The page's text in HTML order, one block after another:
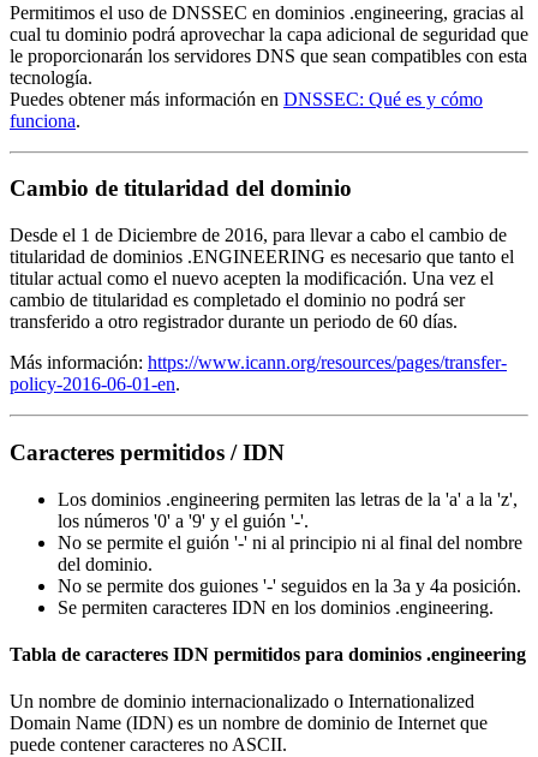
Permitimos el uso de DNSSEC en dominios .engineering, gracias al
cual tu dominio podrá aprovechar la capa adicional de seguridad que
le proporcionarán los servidores DNS que sean compatibles con esta
tecnología.
Puedes obtener más información en DNSSEC: Qué es y cómo
funciona.
Cambio de titularidad del dominio
Desde el 1 de Diciembre de 2016, para llevar a cabo el cambio de
titularidad de dominios .ENGINEERING es necesario que tanto el
titular actual como el nuevo acepten la modificación. Una vez el
cambio de titularidad es completado el dominio no podrá ser
transferido a otro registrador durante un periodo de 60 días.
Más información: https://www.icann.org/resources/pages/transfer-
policy-2016-06-01-en.
Caracteres permitidos / IDN
Los dominios .engineering permiten las letras de la 'a' a la 'z',
los números '0' a '9' y el guión '-'.
No se permite el guión '-' ni al principio ni al final del nombre
del dominio.
No se permite dos guiones '-' seguidos en la 3a y 4a posición.
Se permiten caracteres IDN en los dominios .engineering.
Tabla de caracteres IDN permitidos para dominios .engineering
Un nombre de dominio internacionalizado o Internationalized
Domain Name (IDN) es un nombre de dominio de Internet que
puede contener caracteres no ASCII.